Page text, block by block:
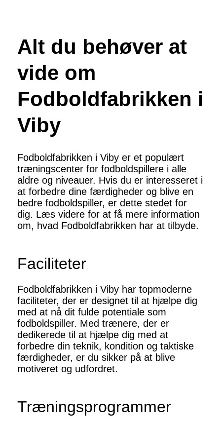
Alt du behøver at
vide om
Fodboldfabrikken i
Viby
Fodboldfabrikken i Viby er et populært
træningscenter for fodboldspillere i alle
aldre og niveauer. Hvis du er interesseret i
at forbedre dine færdigheder og blive en
bedre fodboldspiller, er dette stedet for
dig. Læs videre for at få mere information
om, hvad Fodboldfabrikken har at tilbyde.
Faciliteter
Fodboldfabrikken i Viby har topmoderne
faciliteter, der er designet til at hjælpe dig
med at nå dit fulde potentiale som
fodboldspiller. Med trænere, der er
dedikerede til at hjælpe dig med at
forbedre din teknik, kondition og taktiske
færdigheder, er du sikker på at blive
motiveret og udfordret.
Træningsprogrammer